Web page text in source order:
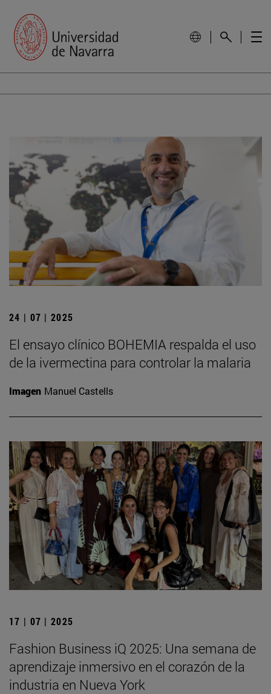
24 | 07 | 2025
El ensayo clínico BOHEMIA respalda el uso
de la ivermectina para controlar la malaria
Imagen Manuel Castells
17 | 07 | 2025
Fashion Business iQ 2025: Una semana de
aprendizaje inmersivo en el corazón de la
industria en Nueva York